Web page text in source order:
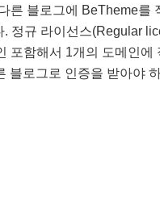
른 블로그에 BeTheme를
정규 라이선스(Regular
포함해서 1개의 도메인에
블로그로 인증을 받아야